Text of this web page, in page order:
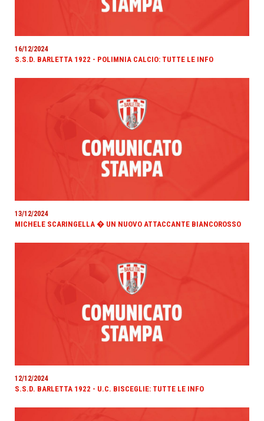
16/12/2024
S.S.D. BARLETTA 1922 - POLIMNIA CALCIO: TUTTE LE INFO
13/12/2024
MICHELE SCARINGELLA � UN NUOVO ATTACCANTE BIANCOROSSO
12/12/2024
S.S.D. BARLETTA 1922 - U.C. BISCEGLIE: TUTTE LE INFO